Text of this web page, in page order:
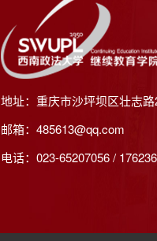
地址：重庆市沙坪坝区壮志
邮箱：485613@qq.com
电话：023-65207056 /